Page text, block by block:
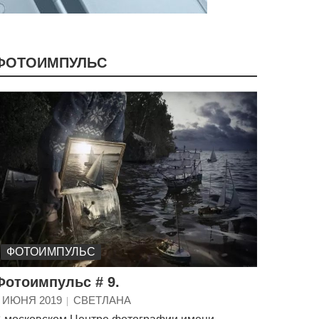
ФОТОИМПУЛЬС
# 9.
ИЮНЯ 2019
СВЕТЛАНА